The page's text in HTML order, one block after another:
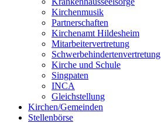
Kirchenmusik
Partnerschaften
Kirchenamt Hildesheim
Mitarbeitervertretung
Schwerbehindertenvertretung
Kirche und Schule
Singpaten
INCA
Gleichstellung
Kirchen/Gemeinden
Stellenbörse